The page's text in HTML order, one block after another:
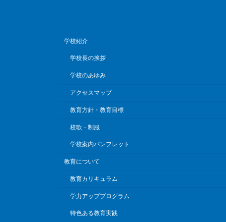
学校紹介
学校長の挨拶
学校のあゆみ
アクセスマップ
教育方針・教育目標
校歌・制服
学校案内パンフレット
教育について
教育カリキュラム
学力アッププログラム
特色ある教育実践